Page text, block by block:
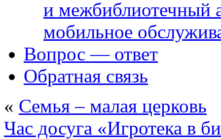
и межбиблиотечный
мобильное
Вопрос — ответ
Обратная связь
« Семья – малая церковь
Час досуга «Игротека в